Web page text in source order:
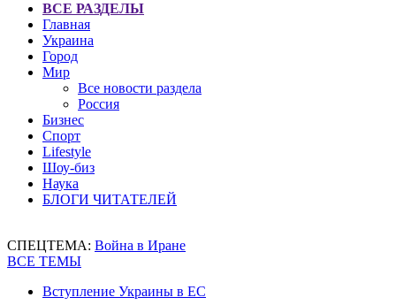
ВСЕ РАЗДЕЛЫ
Главная
Украина
Город
Мир
Все новости раздела
Россия
Бизнес
Спорт
Lifestyle
Шоу-биз
Наука
БЛОГИ ЧИТАТЕЛЕЙ
СПЕЦТЕМА: Война в Иране
ВСЕ ТЕМЫ
Вступление Украины в ЕС